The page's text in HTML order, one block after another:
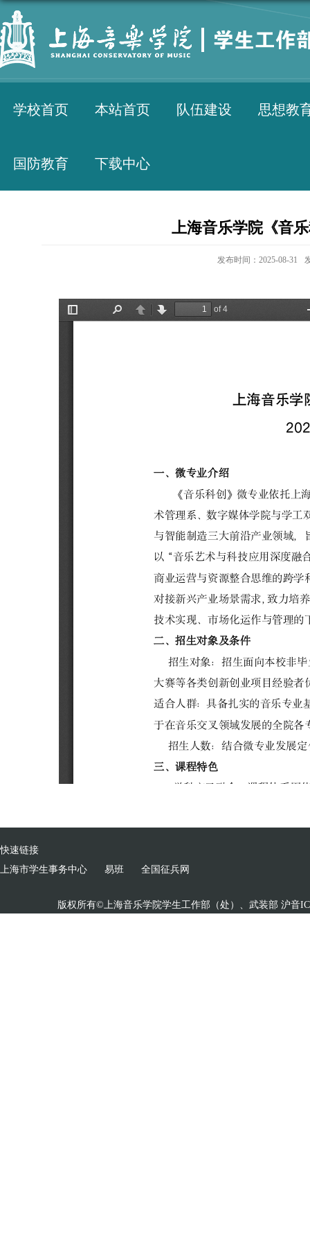
学校首页 本站首页 队伍建设 思想教
国防教育 下载中心
上海音乐学院《音
发布时间：2025-08-31
快速链接
上海市学生事务中心
易班 全国征兵网
版权所有©上海音乐学院学生工作部（处）、武装部 沪音